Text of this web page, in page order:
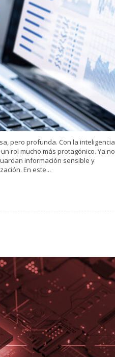
pero profunda. Con la inteligencia
rol mucho más protagónico. Ya no
información sensible y
En este...